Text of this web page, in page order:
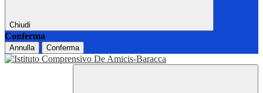
Chiudi
Conferma
Annulla Conferma